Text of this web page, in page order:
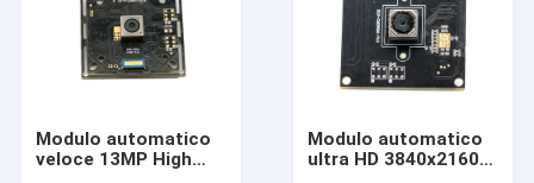
Modulo automatico
veloce 13MP High
Modulo automatico
ultra HD 3840x2160